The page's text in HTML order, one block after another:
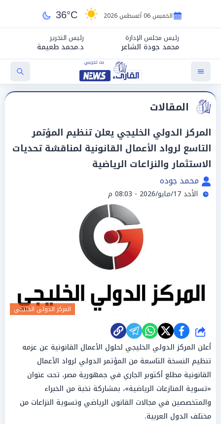
الخميس 06 أغسطس 2026 36°C
رئيس مجلس الإدارة
محمد جودة الشاعر
رئيس التحرير
د.محمد طعيمة
المقالات
المركز الدولي الخليجي يعلن تنظيم المؤتمر
التاسع لرواد الأعمال القانونية لمناقشة تحديات
الاستثمار والنزاعات الرياضية
محمد جوده
الأحد 17/مايو/2026 - 08:03 م
المركز الدولي الخليجي
شارك
أعلن المركز الدولي الخليجي لحلول الأعمال القانونية عن عزمه
تنظيم النسخة التاسعة من المؤتمر الدولي لرواد الأعمال
القانونية مطلع أكتوبر الجاري في جمهورية مصر، تحت عنوان
«تسوية المنازعات الرياضية»، بمشاركة نخبة من الخبراء
والمتخصصين في مجالات القانون الرياضي وتسوية النزاعات من
مختلف الدول العربية.